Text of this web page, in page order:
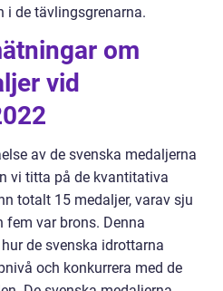
i de tävlingsgrenarna.
om
vid
av de svenska medaljerna
vi titta på de kvantitativa
totalt 15 medaljer, varav sju
fem var brons. Denna
de svenska idrottarna
och konkurrera med de